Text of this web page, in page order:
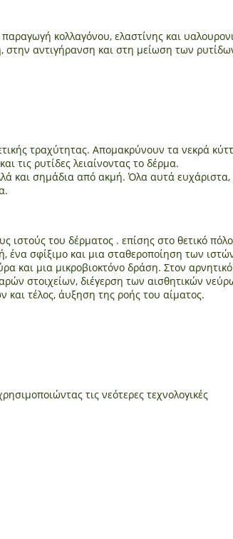
κολλαγόνου, ελαστίνης και
στην αντιγήρανση και στη μείωση των
τραχύτητας. Απομακρύνουν τα νεκρά
τις ρυτίδες λειαίνοντας το δέρμα.
και σημάδια από ακμή. Όλα αυτά ευχάριστα,
ιστούς του δέρματος . επίσης στο θετικό πόλο
ένα σφίξιμο και μια σταθεροποίηση των
και μια μικροβιοκτόνο δράση. Στον αρνητικό
στοιχείων, διέγερση των αισθητικών
τέλος, άυξηση της ροής του αίματος.
τις νεότερες τεχνολογικές